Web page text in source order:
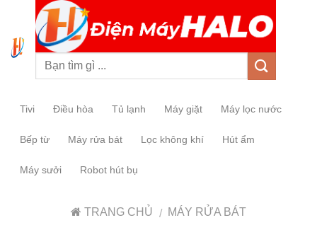
Tivi Điều hòa Tủ lạnh Máy giặt Máy lọc nước
Bếp từ Máy rửa bát Lọc không khí Hút ẩm
Máy sưởi Robot hút bụ
TRANG CHỦ / MÁY RỬA BÁT